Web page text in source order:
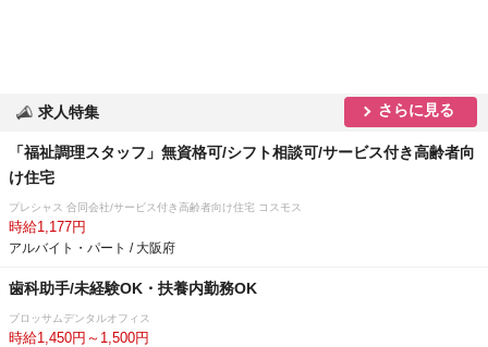
求人特集 さらに見る
「福祉調理スタッフ」無資格可/シフト相談可/サービス付き高齢者向
け住宅
プレシャス 合同会社/サービス付き高齢者向け住宅 コスモス
時給1,177円
アルバイト・パート / 大阪府
歯科助手/未経験OK・扶養内勤務OK
ブロッサムデンタルオフィス
時給1,450円～1,500円